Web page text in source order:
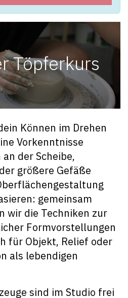
Töpferkurs
Können im Drehen
Vorkenntnisse
der Scheibe,
größere Gefäße
gemeinsam
wir die Techniken zur
Formvorstellungen
für Objekt, Relief oder
als lebendigen
sind im Studio frei